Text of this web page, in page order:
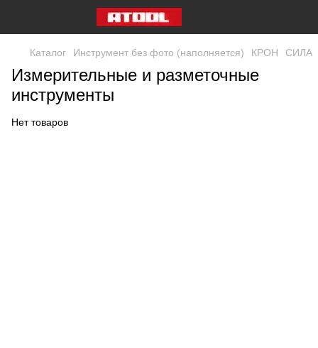
Каталог Инструмент без фото (наполняется) КРОН СИЛА
Измерительные и разметочные
инструменты
Нет товаров